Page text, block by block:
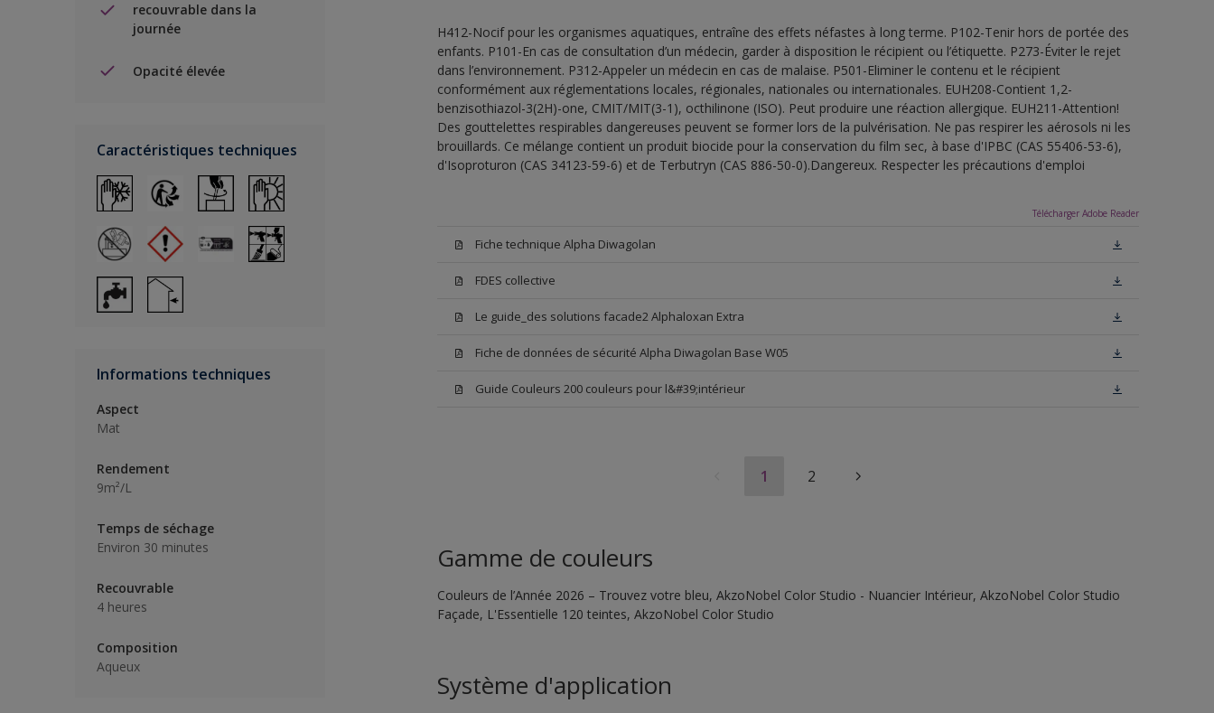
recouvrable dans la
journée
Opacité élevée
Caractéristiques techniques
Informations techniques
Aspect
Mat
Rendement
9m²/L
Temps de séchage
Environ 30 minutes
Recouvrable
4 heures
Composition
Aqueux
H412-Nocif pour les organismes aquatiques, entraîne des effets néfastes à long terme. P102-Tenir hors de portée des
enfants. P101-En cas de consultation d’un médecin, garder à disposition le récipient ou l’étiquette. P273-Éviter le rejet
dans l’environnement. P312-Appeler un médecin en cas de malaise. P501-Eliminer le contenu et le récipient
conformément aux réglementations locales, régionales, nationales ou internationales. EUH208-Contient 1,2-
benzisothiazol-3(2H)-one, CMIT/MIT(3-1), octhilinone (ISO). Peut produire une réaction allergique. EUH211-Attention!
Des gouttelettes respirables dangereuses peuvent se former lors de la pulvérisation. Ne pas respirer les aérosols ni les
brouillards. Ce mélange contient un produit biocide pour la conservation du film sec, à base d'IPBC (CAS 55406-53-6),
d'Isoproturon (CAS 34123-59-6) et de Terbutryn (CAS 886-50-0).Dangereux. Respecter les précautions d'emploi
Télécharger Adobe Reader
Fiche technique Alpha Diwagolan
FDES collective
Le guide_des solutions facade2 Alphaloxan Extra
Fiche de données de sécurité Alpha Diwagolan Base W05
Guide Couleurs 200 couleurs pour l&#39;intérieur
1 2
Gamme de couleurs
Couleurs de l’Année 2026 – Trouvez votre bleu, AkzoNobel Color Studio - Nuancier Intérieur, AkzoNobel Color Studio
Façade, L'Essentielle 120 teintes, AkzoNobel Color Studio
Système d'application